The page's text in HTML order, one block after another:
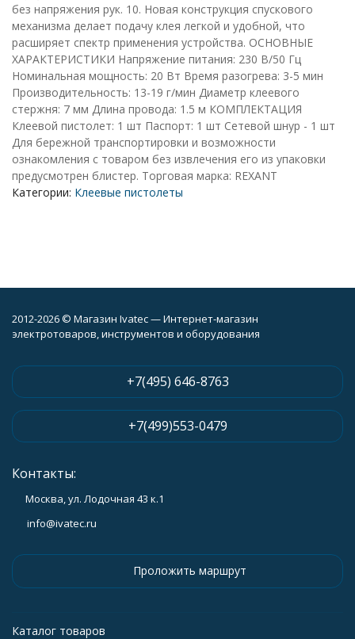
без напряжения рук. 10. Новая конструкция спускового
механизма делает подачу клея легкой и удобной, что
расширяет спектр применения устройства. ОСНОВНЫЕ
ХАРАКТЕРИСТИКИ Напряжение питания: 230 В/50 Гц
Номинальная мощность: 20 Вт Время разогрева: 3-5 мин
Производительность: 13-19 г/мин Диаметр клеевого
стержня: 7 мм Длина провода: 1.5 м КОМПЛЕКТАЦИЯ
Клеевой пистолет: 1 шт Паспорт: 1 шт Сетевой шнур - 1 шт
Для бережной транспортировки и возможности
ознакомления с товаром без извлечения его из упаковки
предусмотрен блистер. Торговая марка: REXANT
Категории: Клеевые пистолеты
2012-2026 © Магазин Ivatec — Интернет-магазин
электротоваров, инструментов и оборудования
+7(495) 646-8763
+7(499)553-0479
Контакты:
Москва, ул. Лодочная 43 к.1
info@ivatec.ru
Проложить маршрут
Каталог товаров